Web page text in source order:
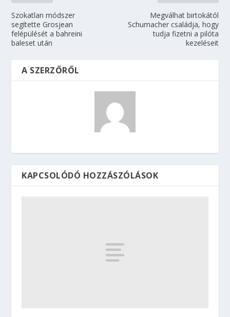
Szokatlan módszer
segítette Grosjean
felépülését a bahreini
baleset után
Megválhat birtokától
Schumacher családja, hogy
tudja fizetni a pilóta
kezeléseit
A SZERZŐRŐL
KAPCSOLÓDÓ HOZZÁSZÓLÁSOK